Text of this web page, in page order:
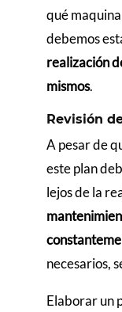
qué
debemos
realización
mismos.
Revisión
A pesar de
este plan
lejos de la
necesarios,
Elaborar un